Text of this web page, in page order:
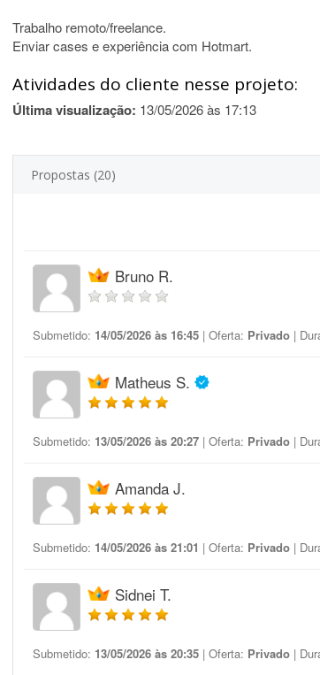
Trabalho remoto/freelance.
Enviar cases e experiência com Hotmart.
Atividades do cliente nesse projeto:
Última visualização: 13/05/2026 às 17:13
Propostas (20)
Bruno R.
Submetido: 14/05/2026 às 16:45 | Oferta: Privado |
Matheus S.
Submetido: 13/05/2026 às 20:27 | Oferta: Privado |
Amanda J.
Submetido: 14/05/2026 às 21:01 | Oferta: Privado |
Sidnei T.
Submetido: 13/05/2026 às 20:35 | Oferta: Privado |